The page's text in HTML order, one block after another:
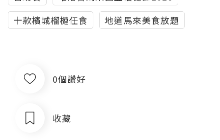
十款檳城榴槤任食
地道馬來美食放題
0個讚好
收藏